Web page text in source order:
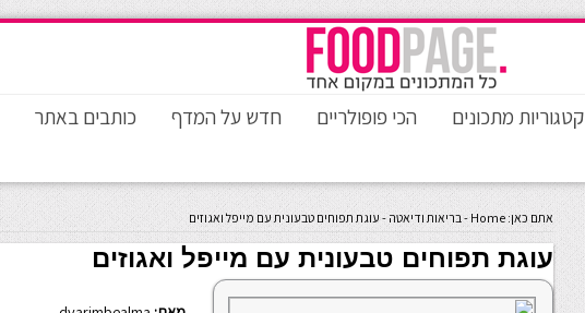
קטגוריות מתכונים הכי פופולריים חדש על המדף כותבים באתר
אתם כאן: Home
-בריאות ודיאטה - עוגת תפוחים טבעונית עם מייפל ואגוזים
עוגת תפוחים טבעונית עם מייפל ואגוזים